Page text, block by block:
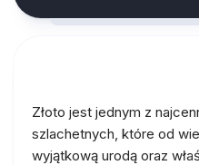
Złoto jest jednym z
szlachetnych, które od
wyjątkową urodą oraz